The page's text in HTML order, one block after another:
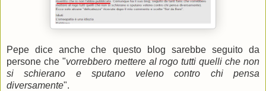
Pepe dice anche che questo blog sarebbe seguito da
persone che "vorrebbero mettere al rogo tutti quelli che non
si schierano e sputano veleno contro chi pensa
diversamente".